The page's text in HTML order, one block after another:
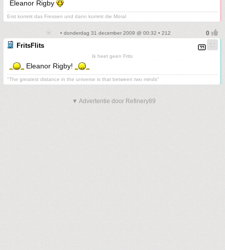
Eleanor Rigby
Erst kommt das Fressen und dann kommt die Moral
• donderdag 31 december 2009 @ 00:32 • 212
FritsFlits
Ik heet geen Frits
Eleanor Rigby!
"The greatest distance in the universe is that between two minds"
▼ Advertentie door Refinery89